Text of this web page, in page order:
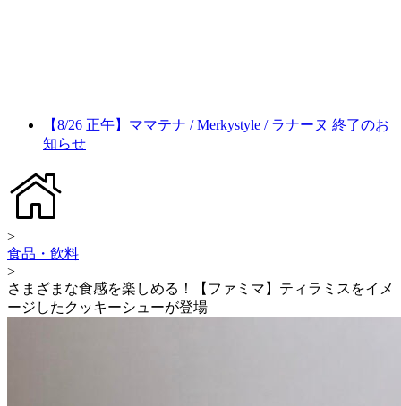
【8/26 正午】ママテナ / Merkystyle / ラナーヌ 終了のお
知らせ
>
食品・飲料
>
さまざまな食感を楽しめる！【ファミマ】ティラミスをイメ
ージしたクッキーシューが登場